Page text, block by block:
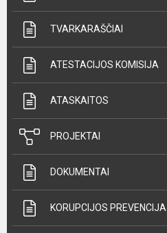
TVARKARAŠČIAI
ATESTACIJOS KOMISIJA
ATASKAITOS
PROJEKTAI
DOKUMENTAI
KORUPCIJOS PREVENCIJA